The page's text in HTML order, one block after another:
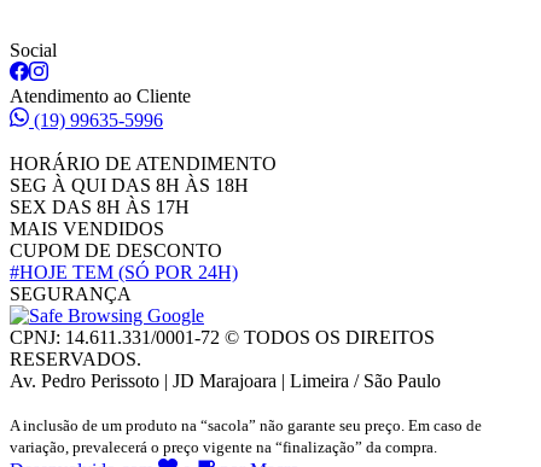
Social
Atendimento ao Cliente
(19) 99635-5996
HORÁRIO DE ATENDIMENTO
SEG À QUI DAS 8H ÀS 18H
SEX DAS 8H ÀS 17H
MAIS VENDIDOS
CUPOM DE DESCONTO
#HOJE TEM (SÓ POR 24H)
SEGURANÇA
CPNJ: 14.611.331/0001-72 © TODOS OS DIREITOS
RESERVADOS.
Av. Pedro Perissoto | JD Marajoara | Limeira / São Paulo
A inclusão de um produto na “sacola” não garante seu preço. Em caso de
variação, prevalecerá o preço vigente na “finalização” da compra.